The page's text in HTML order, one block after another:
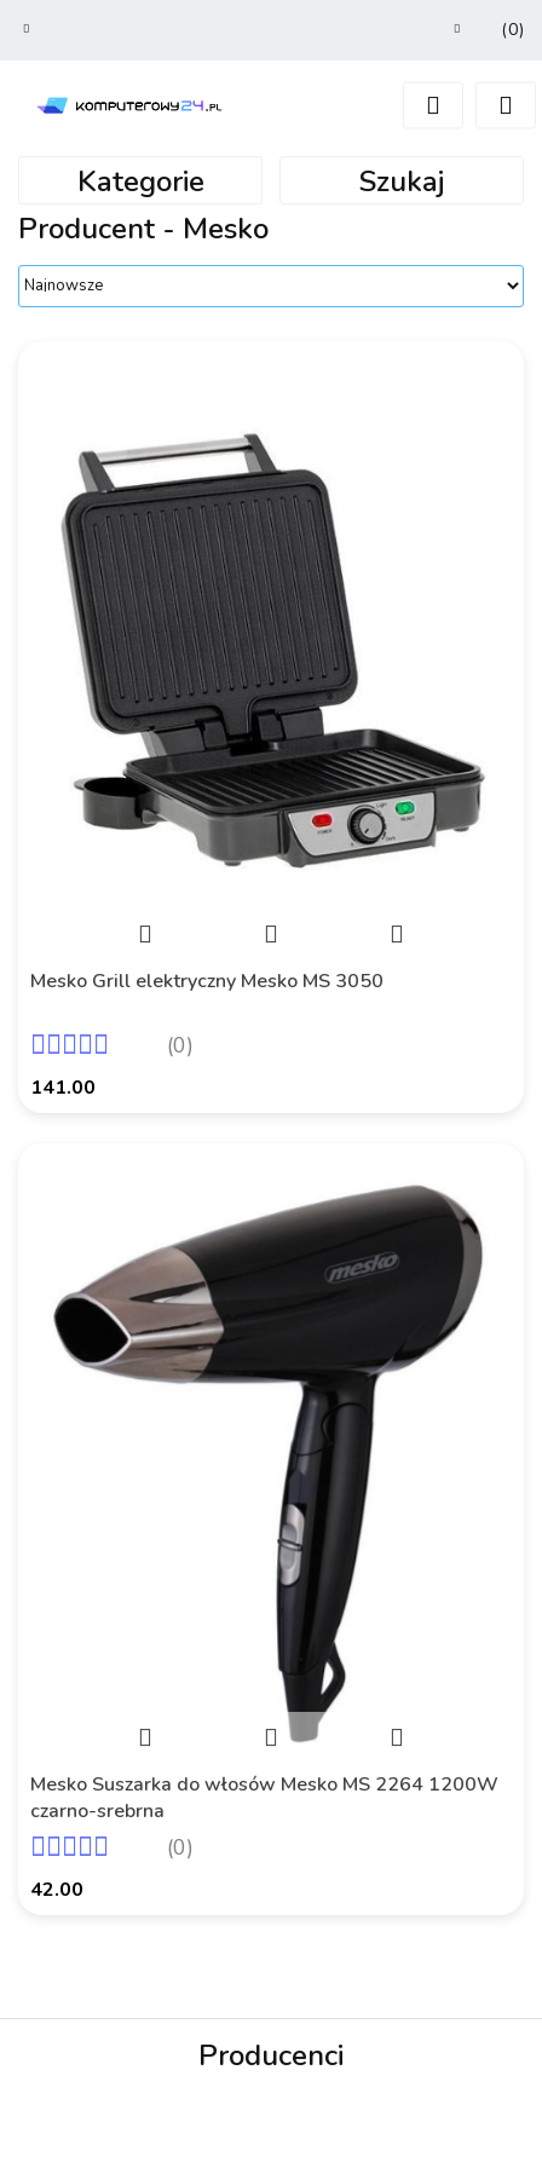
Zarejestruj się
(0)
Kategorie
Szukaj
Producent - Mesko
Mesko Grill elektryczny Mesko MS 3050
(0)
141.00
Mesko Suszarka do włosów Mesko MS 2264 1200W
czarno-srebrna
(0)
42.00
Producenci